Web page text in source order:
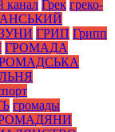
канал Грек греко-
ГРИП Грипп
ГРОМАДА
громады